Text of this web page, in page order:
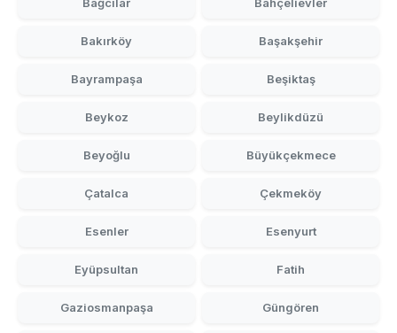
Bakırköy Başakşehir
Bayrampaşa Beşiktaş
Beykoz Beylikdüzü
Beyoğlu Büyükçekmece
Çatalca Çekmeköy
Esenler Esenyurt
Eyüpsultan Fatih
Gaziosmanpaşa Güngören